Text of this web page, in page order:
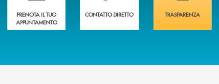
PRENOTA IL TUO
APPUNTAMENTO
CONTATTO DIRETTO TRASPARENZA